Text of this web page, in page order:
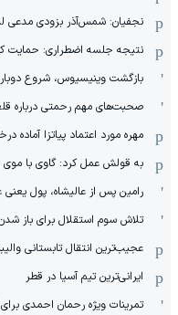
نجفیان: شمس‌آذر بزودی مدعی
نتیجه جلسه اضطراری: حمایت
بازگشت وینیسیوس، شروع
صحبت‌های مهم رحمتی درباره
مهره مورد اعتماد پیاتزا آماده
به قولش عمل کرد: گاوی با
رامین پس از عالیشاه، پول
تلاش سوم استقلال برای باز
عجیب‌ترین انتقال تابستانی
ایرانی‌ترین تیم آسیا در قطر
تمرینات ویژه رحمان احمدی